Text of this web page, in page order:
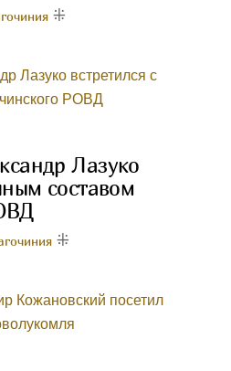
Лазуко
составом